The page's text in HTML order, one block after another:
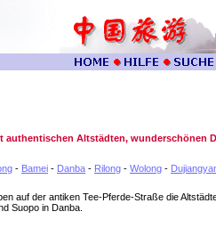
authentischen Altstädten, wunderschönen
- Bamei - Danba - Rilong - Wolong -
auf der antiken Tee-Pferde-Straße die
Suopo in Danba.